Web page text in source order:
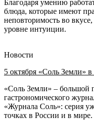
Благодаря умению
блюда, которые имеют
неповторимость во
уровне интуиции.
Новости
5 октября «Соль Земли»
«Соль Земли» – большой
гастрономического
«Журнала Соль»: серия
точках в России и в мире.